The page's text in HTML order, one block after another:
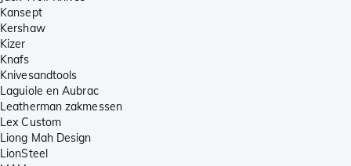
Kansept
Kershaw
Kizer
Knafs
Knivesandtools
Laguiole en Aubrac
Leatherman zakmessen
Lex Custom
Liong Mah Design
LionSteel